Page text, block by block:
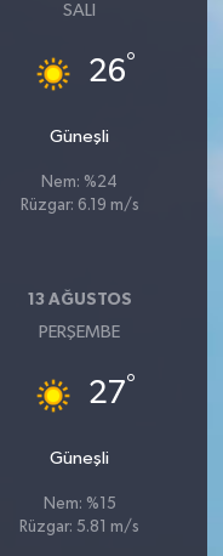
SALI
26°
Güneşli
Nem: %24
Rüzgar: 6.19 m/s
13 AĞUSTOS
PERŞEMBE
27°
Güneşli
Nem: %15
Rüzgar: 5.81 m/s